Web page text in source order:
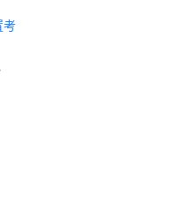
考